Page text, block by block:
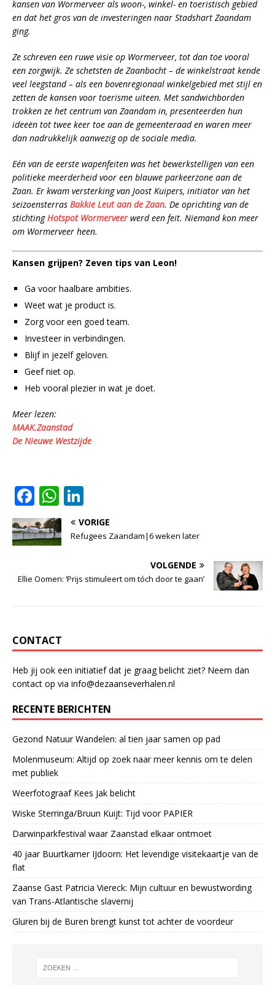
kansen van Wormerveer als woon-, winkel- en toeristisch gebied
en dat het gros van de investeringen naar Stadshart Zaandam
ging.
Ze schreven een ruwe visie op Wormerveer, tot dan toe vooral
een zorgwijk. Ze schetsten de Zaanbocht – de winkelstraat kende
veel leegstand – als een bovenregionaal winkelgebied met stijl en
zetten de kansen voor toerisme uiteen. Met sandwichborden
trokken ze het centrum van Zaandam in, presenteerden hun
ideeën tot twee keer toe aan de gemeenteraad en waren meer
dan nadrukkelijk aanwezig op de sociale media.
Eén van de eerste wapenfeiten was het bewerkstelligen van een
politieke meerderheid voor een blauwe parkeerzone aan de
Zaan. Er kwam versterking van Joost Kuipers, initiator van het
seizoensterras Bakkie Leut aan de Zaan. De oprichting van de
stichtingHotspot Wormerveerwerd een feit. Niemand kon meer
om Wormerveer heen.
Kansen grijpen? Zeven tips van Leon!
Ga voor haalbare ambities.
Weet wat je product is.
Zorg voor een goed team.
Investeer in verbindingen.
Blijf in jezelf geloven.
Geef niet op.
Heb vooral plezier in wat je doet.
Meer lezen:
MAAK.Zaanstad
De Nieuwe Westzijde
F
a
c
e
b
k
W
h
at
s
A
n
k
dI
VORIGE
Refugees Zaandam|6 weken later
VOLGENDE
Ellie Oomen: ‘Prijs stimuleert om tóch door te gaan’
CONTACT
Heb jij ook een initiatief dat je graag belicht ziet? Neem dan
contact op via info@dezaanseverhalen.nl
RECENTE BERICHTEN
Gezond Natuur Wandelen: al tien jaar samen op pad
Molenmuseum: Altijd op zoek naar meer kennis om te delen
met publiek
Weerfotograaf Kees Jak belicht
Wiske Sterringa/Bruun Kuijt: Tijd voor PAPIER
Darwinparkfestival waar Zaanstad elkaar ontmoet
40 jaar Buurtkamer IJdoorn: Het levendige visitekaartje van de
flat
Zaanse Gast Patricia Viereck: Mijn cultuur en bewustwording
van Trans-Atlantische slavernij
Gluren bij de Buren brengt kunst tot achter de voordeur